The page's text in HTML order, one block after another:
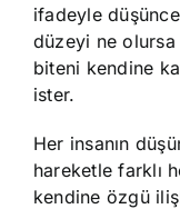
ifadeyle
düzeyi ne olursa
biteni kendine
ister.
Her insanın
hareketle farklı
kendine özgü